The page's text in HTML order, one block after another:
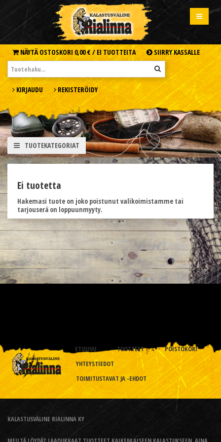
NÄYTÄ OSTOSKORI 0,00 € / EI TUOTTEITA SIIRRY KASSALLE
KIRJAUDU REKISTERÖIDY
TUOTEKATEGORIAT
Ei tuotetta
Hakemasi tuote on joko poistunut valikoimistamme tai
tarjouserä on loppuunmyyty.
ETUSIVU TUOTTEET
POISTOKORI
YHTEYSTIEDOT
TOIMITUSTAVAT JA -EHDOT
KALASTUSVÄLINE RIALINNA KY